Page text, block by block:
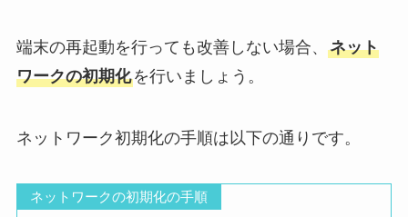
端末の再起動を行っても改善しない場合、 ネット
ワークの初期化を行いましょう。
ネットワーク初期化の手順は以下の通りです。
ネットワークの初期化の手順